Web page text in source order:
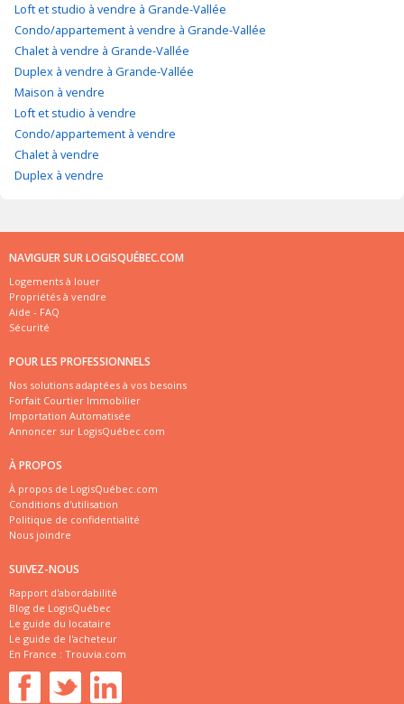
Loft et studio à vendre à Grande-Vallée
Condo/appartement à vendre à Grande-Vallée
Chalet à vendre à Grande-Vallée
Duplex à vendre à Grande-Vallée
Maison à vendre
Loft et studio à vendre
Condo/appartement à vendre
Chalet à vendre
Duplex à vendre
NAVIGUER SUR LOGISQUÉBEC.COM
Logements à louer
Propriétés à vendre
Aide - FAQ
Sécurité
POUR LES PROFESSIONNELS
Nos solutions adaptées à vos besoins
Forfait Courtier Immobilier
Importation Automatisée
Annoncer sur LogisQuébec.com
À PROPOS
À propos de LogisQuébec.com
Conditions d'utilisation
Politique de confidentialité
Nous joindre
SUIVEZ-NOUS
Rapport d'abordabilité
Blog de LogisQuébec
Le guide du locataire
Le guide de l'acheteur
En France : Trouvia.com